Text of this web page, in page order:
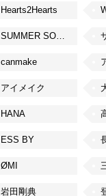
Hearts2Hearts
SUMMER SONIC
canmake
アイメイク
HANA
ESS BY
ØMI
岩田剛典